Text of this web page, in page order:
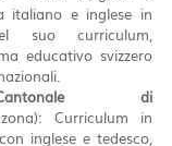
italiano e inglese in
suo curriculum,
educativo svizzero
di
Curriculum in
inglese e tedesco,